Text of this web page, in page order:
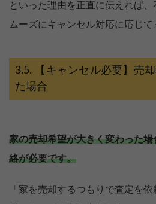
といった理由を正直に伝えれば
ムーズにキャンセル対応に応じて
【キャンセル必要】売
た場合
家の売却希望が大きく変わった
絡が必要です。
「家を売却するつもりで査定を